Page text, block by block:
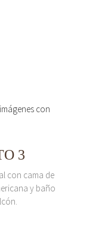
con
3
con cama de
y baño